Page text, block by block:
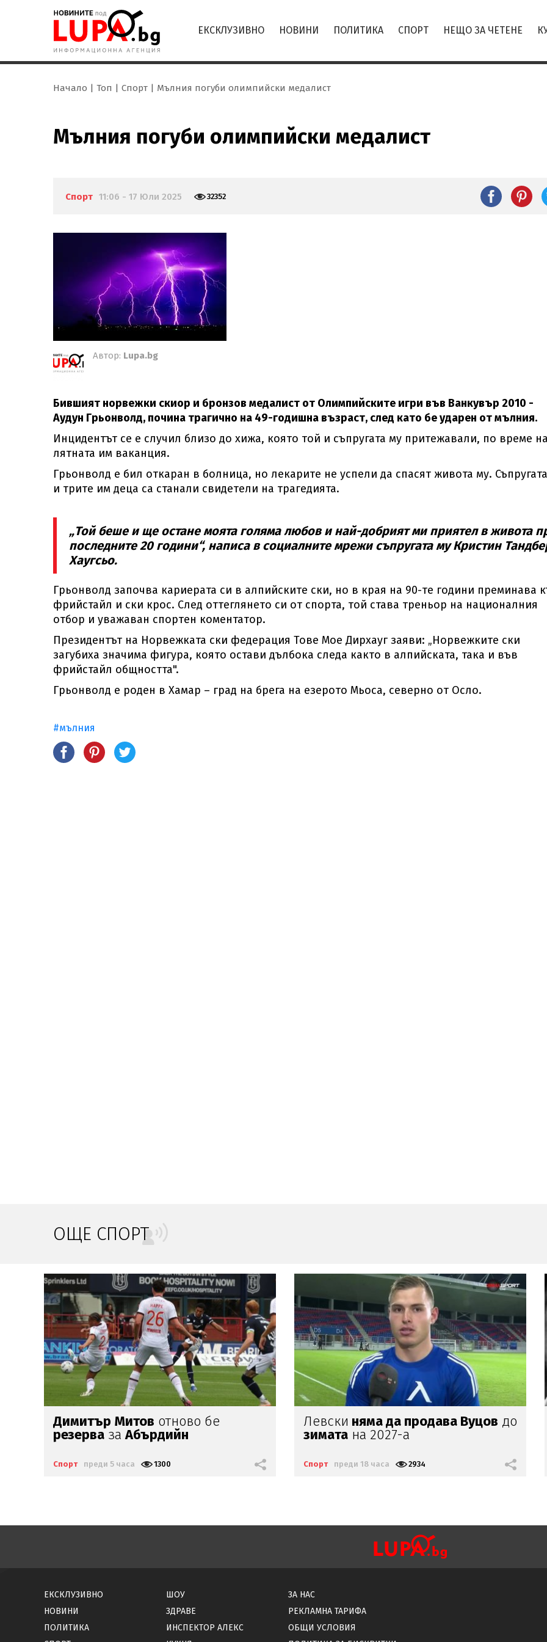
ЕКСКЛУЗИВНО НОВИНИ ПОЛИТИКА СПОРТ НЕЩО ЗА ЧЕТЕНЕ
Начало Топ Спорт Мълния погуби олимпийски медалист
Мълния погуби олимпийски медалист
Спорт 11:06 - 17 Юли 2025 32352
Автор: Lupa.bg
Бившият норвежки скиор и бронзов медалист от Олимпийските игри във Ванкувър 2010 -
Аудун Грьонволд, почина трагично на 49-годишна възраст, след като бе ударен от мълния.
Инцидентът се е случил близо до хижа, която той и съпругата му притежавали, по време на
лятната им ваканция.
Грьонволд е бил откаран в болница, но лекарите не успели да спасят живота му.
и трите им деца са станали свидетели на трагедията.
„Той беше и ще остане моята голяма любов и най-добрият ми приятел в живота
последните 20 години“, написа в социалните мрежи съпругата му Кристин
Хаугсьо.
Грьонволд започва кариерата си в алпийските ски, но в края на 90-те години преминава
фрийстайл и ски крос. След оттеглянето си от спорта, той става треньор на националния
отбор и уважаван спортен коментатор.
Президентът на Норвежката ски федерация Тове Мое Дирхауг заяви: „Норвежките ски
загубиха значима фигура, която остави дълбока следа както в алпийската, така и във
фрийстайл общността".
Грьонволд е роден в Хамар – град на брега на езерото Мьоса, северно от Осло.
#мълния
ОЩЕ СПОРТ
Левскиняма да продава Вуцов
зиматана 2027-а
Спорт преди 18 часа 2934
Лионел Меси загубибаща си
Спорт преди 19 часа 4044
ЕКСКЛУЗИВНО
НОВИНИ
ПОЛИТИКА
ШОУ
ЗДРАВЕ
ИНСПЕКТОР АЛЕКС
ЗА НАС
РЕКЛАМНА ТАРИФА
ОБЩИ УСЛОВИЯ